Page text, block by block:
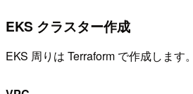
EKS クラスター作成
EKS 周りは Terraform で作成します。